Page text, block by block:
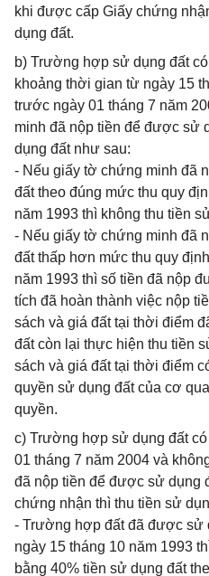
khi được cấp Giấy chứng
dụng đất.
b) Trường hợp sử dụng đất
khoảng thời gian từ ngày 15
trước ngày 01 tháng 7 năm
minh đã nộp tiền để được sử
dụng đất như sau:
- Nếu giấy tờ chứng minh đã
đất theo đúng mức thu quy
năm 1993 thì không thu tiền
- Nếu giấy tờ chứng minh đã
đất thấp hơn mức thu quy
năm 1993 thì số tiền đã nộp
tích đã hoàn thành việc nộp
sách và giá đất tại thời điểm
đất còn lại thực hiện thu tiền
sách và giá đất tại thời điểm
quyền sử dụng đất của cơ
quyền.
c) Trường hợp sử dụng đất
01 tháng 7 năm 2004 và
đã nộp tiền để được sử dụng
chứng nhận thì thu tiền sử
- Trường hợp đất đã được sử
ngày 15 tháng 10 năm 1993
bằng 40% tiền sử dụng đất